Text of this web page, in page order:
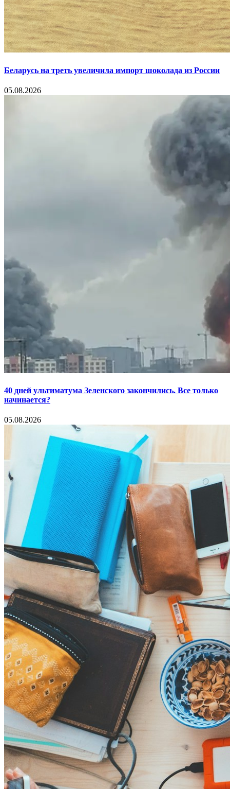
Беларусь на треть увеличила импорт шоколада из России
05.08.2026
40 дней ультиматума Зеленского закончились. Все только
начинается?
05.08.2026